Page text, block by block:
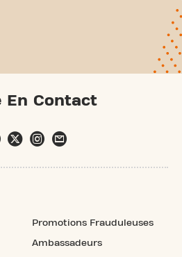
En Contact
Promotions Frauduleuses
Ambassadeurs